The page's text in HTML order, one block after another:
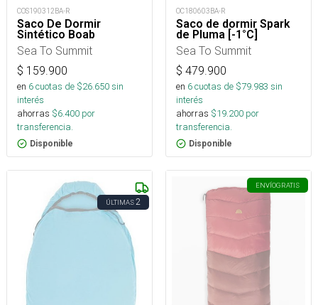
COS190312BA-R
Saco De Dormir
Sintético Boab
Sea To Summit
$ 159.900
en 6cuotas de $26.650sin
interés
ahorras $6.400 por
transferencia.
Disponible
OC180603BA-R
Saco de dormir Spark
de Pluma [-1°C]
Sea To Summit
$ 479.900
en 6cuotas de $79.983 sin
interés
ahorras $19.200 por
transferencia.
Disponible
ÚLTIMAS2
ENVÍOGRATIS